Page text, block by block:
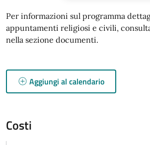
Per informazioni sul programma
appuntamenti religiosi e civili,
nella sezione documenti.
Aggiungi al calendario
Costi